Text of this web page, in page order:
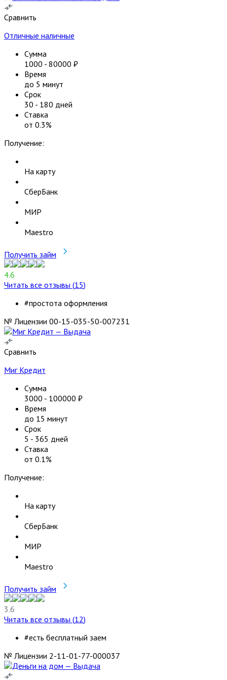
Сравнить
Отличные наличные
Сумма
1000 - 80000 ₽
Время
до 5 минут
Срок
30 - 180 дней
Ставка
от 0.3%
Получение:
На карту
СберБанк
МИР
Maestro
Получить займ
4.6
Читать все отзывы (15)
#простота оформления
№ Лицензии 00-15-035-50-007231
Сравнить
Миг Кредит
Сумма
3000 - 100000 ₽
Время
до 15 минут
Срок
5 - 365 дней
Ставка
от 0.1%
Получение:
На карту
СберБанк
МИР
Maestro
Получить займ
3.6
Читать все отзывы (12)
#есть бесплатный заем
№ Лицензии 2-11-01-77-000037